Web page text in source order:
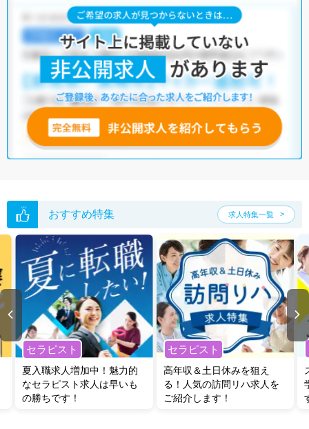
大阪市港区の理学療法士求人では以下のような条件が人気です。
土日祝休・積極採用中・ 新卒OK ・ 正社員(正職員)
・介護福祉施設・訪問リハビリ(在宅医療)
他の条件でも人気の求人がございますので、「こだわり条件」から検索
いただくか、お気軽にお問い合わせください。
全国の理学療法士求人から検索いただくことも可能です。
無料転職支援サービス
にお申し込みいただくと、ご希望条件をヒアリン
グした上で求人をご提案いたします。
ご希望条件がまだ定まっていない方は人気の希望条件をピックアップし
おすすめ特集 求人特集一覧
セラピスト
夏入職求人増加中！魅力的
なセラピスト求人は早いも
の勝ちです！
セラピスト
高年収＆土日休みを狙え
る！人気の訪問リハ求人を
ご紹介します！